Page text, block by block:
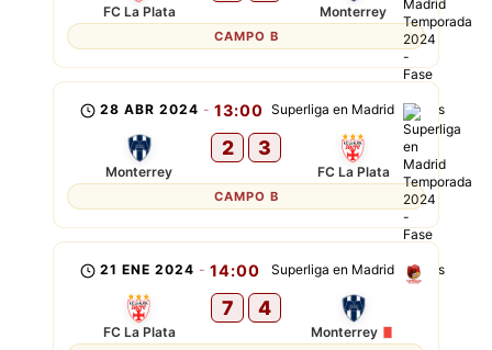
FC La Plata Monterrey
CAMPO B
Superliga en Madrid
28 ABR 2024 - 13:00
Monterrey
2 3
FC La Plata
CAMPO B
Superliga en Madrid
21 ENE 2024 - 14:00
FC La Plata
7 4
Monterrey